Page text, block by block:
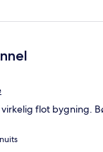
flot bygning.